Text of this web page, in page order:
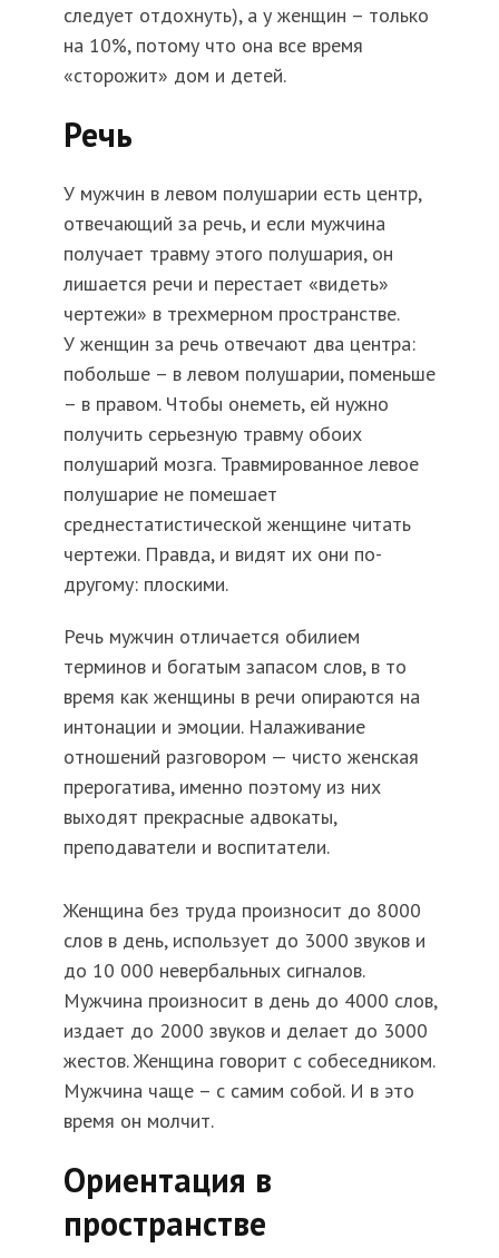
следует отдохнуть), а у женщин – только
на 10%, потому что она все время
«сторожит» дом и детей.
Речь
У мужчин в левом полушарии есть центр,
отвечающий за речь, и если мужчина
получает травму этого полушария, он
лишается речи и перестает «видеть»
чертежи» в трехмерном пространстве.
У женщин за речь отвечают два центра:
побольше – в левом полушарии, поменьше
– в правом. Чтобы онеметь, ей нужно
получить серьезную травму обоих
полушарий мозга. Травмированное левое
полушарие не помешает
среднестатистической женщине читать
чертежи. Правда, и видят их они по-
другому: плоскими.
Речь мужчин отличается обилием
терминов и богатым запасом слов, в то
время как женщины в речи опираются на
интонации и эмоции. Налаживание
отношений разговором — чисто женская
прерогатива, именно поэтому из них
выходят прекрасные адвокаты,
преподаватели и воспитатели.
Женщина без труда произносит до 8000
слов в день, использует до 3000 звуков и
до 10 000 невербальных сигналов.
Мужчина произносит в день до 4000 слов,
издает до 2000 звуков и делает до 3000
жестов. Женщина говорит с собеседником.
Мужчина чаще – с самим собой. И в это
время он молчит.
Ориентация в
пространстве